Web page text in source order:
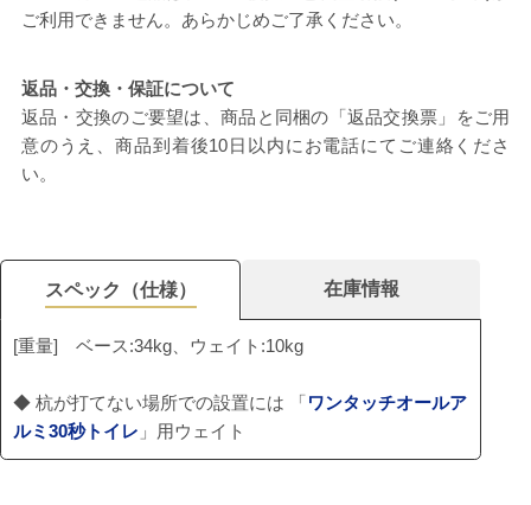
ご利用できません。あらかじめご了承ください。
返品・交換・保証について
返品・交換のご要望は、商品と同梱の「返品交換票」をご用
意のうえ、商品到着後10日以内にお電話にてご連絡くださ
い。
スペック（仕様） 在庫情報
[重量] ベース:34kg、ウェイト:10kg
◆ 杭が打てない場所での設置には 「 ワンタッチオールア
ルミ30秒トイレ 」用ウェイト